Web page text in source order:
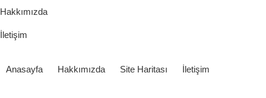
Hakkımızda
İletişim
Anasayfa Hakkımızda Site Haritası İletişim